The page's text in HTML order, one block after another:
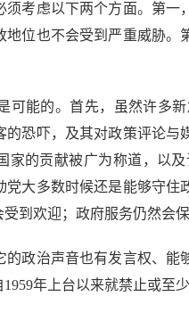
虑以下两个方面。第一
位也不会受到严重威胁
能的。首先，虽然许多新
恐吓，及其对政策评论
家的贡献被广为称道，以
大多数时候还是能够守
到欢迎；政府服务仍然会
治声音也有发言权、能
年上台以来就禁止或至